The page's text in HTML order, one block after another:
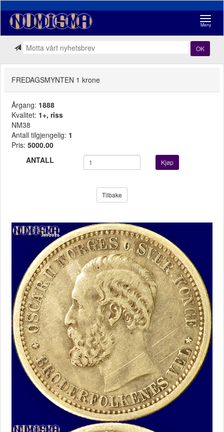
Meny
OK
FREDAGSMYNTEN 1 krone
Årgang: 1888
Kvalitet: 1+, riss
NM38
Antall tilgjengelig: 1
Pris: 5000.00
ANTALL
Kjøp
Tilbake